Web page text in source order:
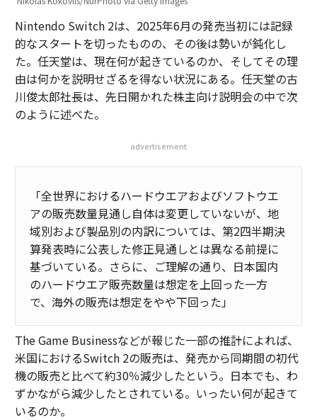
Nintendo Switch 2は、2025年6月の発売当初には記録
的なスタートを切ったものの、その後は勢いが鈍化し
た。任天堂は、現在何が起きているのか、そしてその理
由は何かを説明せざるを得ない状況にある。任天堂の古
川俊太郎社長は、先日開かれた株主向け説明会の中で次
のように述べた。
advertisement
「全世界におけるハードウエアおよびソフトウエ
アの販売数量見通し自体は変更していないが、地
域別および製品別の内訳については、第2四半期決
算発表時に公表した修正見通しとは異なる前提に
基づいている。さらに、ご理解の通り、日本国内
のハードウエア販売数量は想定を上回った一方
で、海外の販売は想定をやや下回った」
The Game Businessなどが報じた一部の推計によれば、
米国におけるSwitch 2の販売は、発売から同期間の初代
機の販売と比べて約30％減少したという。日本でも、わ
ずかながら減少したとされている。いったい何が起きて
いるのか。